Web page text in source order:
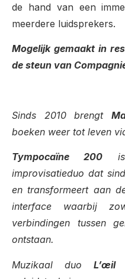
de hand van een
meerdere luidsprekers.
Mogelijk gemaakt in
de steun van
Sinds 2010 brengt
boeken weer tot leven
Tympocaïne 200 is
improvisatieduo dat
en transformeert aan
interface waarbij
verbindingen tussen
ontstaan.
Muzikaal duo L’œil